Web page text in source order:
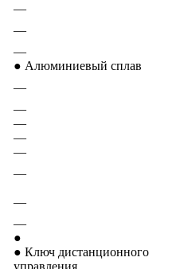
—
—
—
● Алюминиевый сплав
—
—
—
—
—
—
—
—
●
● Ключ дистанционного
управления.